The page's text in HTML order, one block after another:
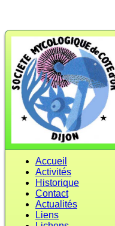
Accueil
Activités
Historique
Contact
Actualités
Liens